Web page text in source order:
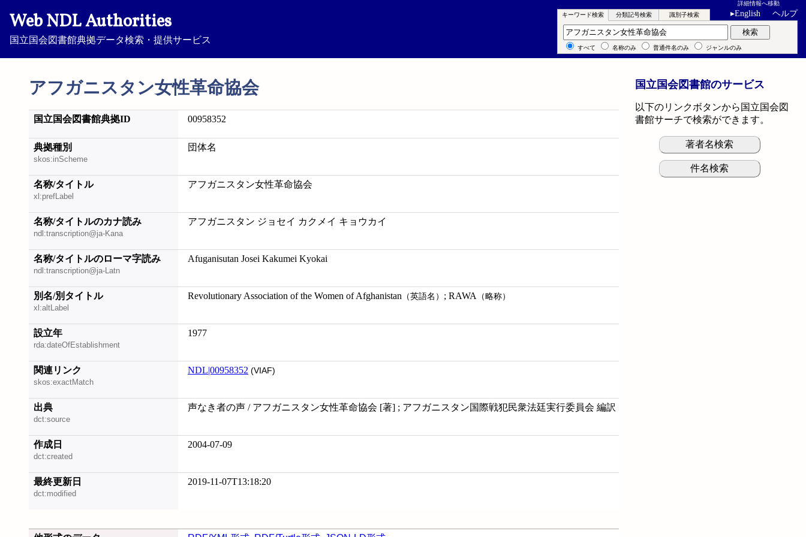
Web NDL Authorities
国立国会図書館典拠データ検索・提供サービス
詳細情報へ移動
▸English ヘルプ
アフガニスタン女性革命協会
キーワード検索 分類記号検索 識別子検索
キーワード検索 検索
すべて 名称のみ 普通件名のみ ジャンルのみ
国立国会図書館典拠ID 00958352
典拠種別
skos:inScheme
団体名
名称/タイトル
xl:prefLabel
アフガニスタン女性革命協会
名称/タイトルのカナ読み
ndl:transcription@ja-Kana
アフガニスタン ジョセイ カクメイ キョウカイ
名称/タイトルのローマ字読み
ndl:transcription@ja-Latn
Afuganisutan Josei Kakumei Kyokai
別名/別タイトル
xl:altLabel
Revolutionary Association of the Women of Afghanistan （英語名） ; RAWA （略称）
設立年
rda:dateOfEstablishment
1977
関連リンク
skos:exactMatch
NDL|00958352 (VIAF)
出典
dct:source
声なき者の声 / アフガニスタン女性革命協会 [著] ; アフガニスタン国際戦犯民衆法廷実行委員会 編訳
作成日
dct:created
2004-07-09
最終更新日
dct:modified
2019-11-07T13:18:20
国立国会図書館のサービス
以下のリンクボタンから国立国会図
書館サーチで検索ができます。
著者名検索
件名検索